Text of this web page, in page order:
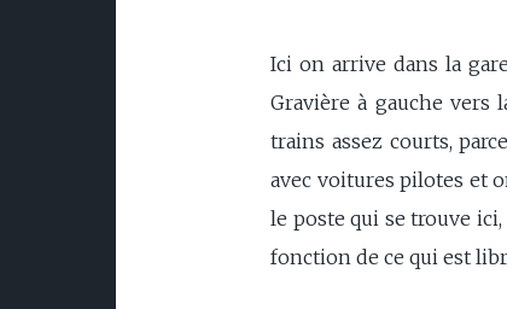
Ici on arrive dans la
Gravière à gauche vers
trains assez courts,
avec voitures pilotes et
le poste qui se trouve
fonction de ce qui est